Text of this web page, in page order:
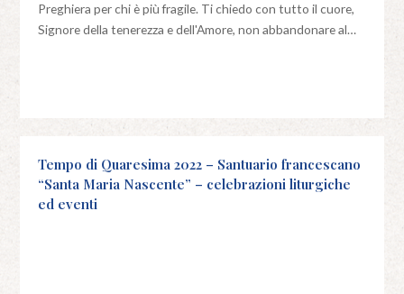
Preghiera per chi è più fragile. Ti chiedo con tutto il cuore,
Signore della tenerezza e dell'Amore, non abbandonare al…
Tempo di Quaresima 2022 – Santuario francescano
“Santa Maria Nascente” – celebrazioni liturgiche
ed eventi